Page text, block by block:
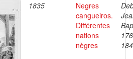
1835
Negres
cangueiros.
Différentes
nations
nègres